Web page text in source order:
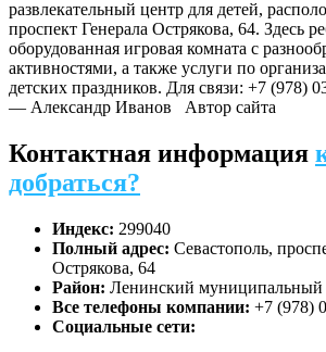
развлекательный центр для детей,
проспект Генерала Острякова, 64. Здесь
оборудованная игровая комната с
активностями, а также услуги по
детских праздников. Для связи: +7 (978)
— Александр Иванов Автор сайта
Контактная информация
добраться?
Индекс: 299040
Полный адрес: Севастополь,
Острякова, 64
Район: Ленинский муниципальный
Все телефоны компании: +7 (978)
Социальные сети: